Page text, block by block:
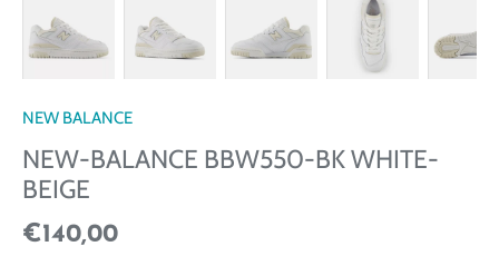
NEW BALANCE
NEW-BALANCE BBW550-BK WHITE-
BEIGE
€140,00